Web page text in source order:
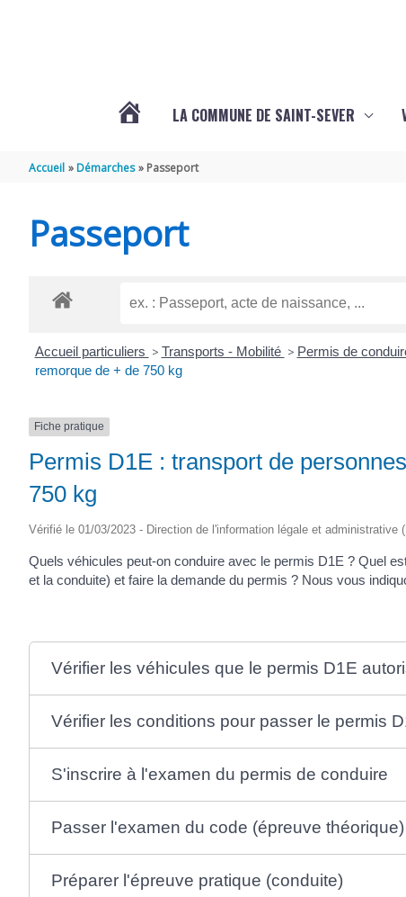
SAINT-
DE
LA COMMUNE DE SAINT-SEVER
Accueil Démarches Passeport
Passeport
Accueil particuliers > Transports - Mobilité > Permis de
remorque de + de 750 kg
Fiche pratique
Permis D1E : transport de
750 kg
Vérifié le 01/03/2023 - Direction de l'information légale et administrative
Quels véhicules peut-on conduire avec le permis D1E ? Quel
et la conduite) et faire la demande du permis ? Nous vous
Vérifier les véhicules que le permis D1E
Vérifier les conditions pour passer le permis
S'inscrire à l'examen du permis de conduire
Passer l'examen du code (épreuve théorique)
Préparer l'épreuve pratique (conduite)